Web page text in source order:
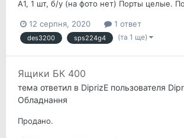
A1, 1 шт, б/у (на фото нет) Порты целые.
12 серпня, 2020 1 ответ
des3200 sps224g4 (та 1 ще)
Ящики БК 400
тема ответил в DiprizE пользователя
Обладнання
Продано.